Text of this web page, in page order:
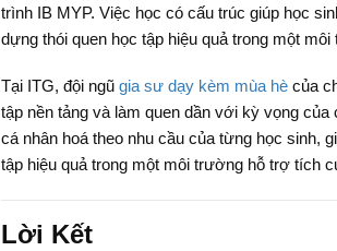
trình IB MYP. Việc học có cấu trúc giúp học
dựng thói quen học tập hiệu quả trong một
Tại ITG, đội ngũ gia sư dạy kèm mùa hè của
tập nền tảng và làm quen dần với kỳ vọng
cá nhân hoá theo nhu cầu của từng học sinh,
tập hiệu quả trong một môi trường hỗ trợ tích
Lời Kết